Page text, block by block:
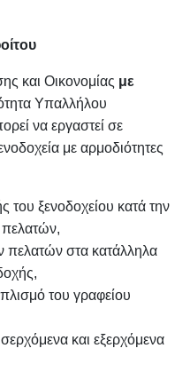
και Οικονομίας με
Υπαλλήλου
να εργαστεί σε
με αρμοδιότητες
ξενοδοχείου κατά την
πελατών στα κατάλληλα
του γραφείου
και εξερχόμενα